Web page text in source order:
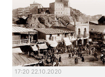
17:20 22.10.2020